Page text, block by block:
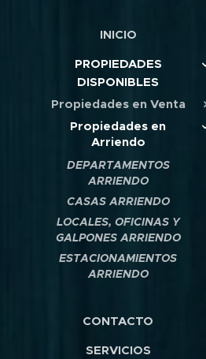
INICIO
PROPIEDADES
DISPONIBLES
Propiedades en Venta
Propiedades en
Arriendo
DEPARTAMENTOS
ARRIENDO
CASAS ARRIENDO
LOCALES, OFICINAS Y
GALPONES ARRIENDO
ESTACIONAMIENTOS
ARRIENDO
CONTACTO
SERVICIOS